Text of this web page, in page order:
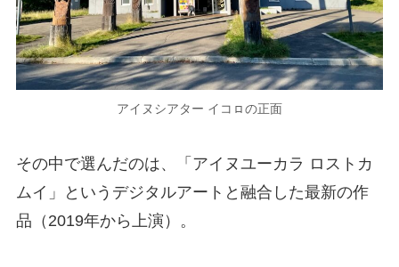
アイヌシアター イコㇿの正面
その中で選んだのは、「アイヌユーカラ ロストカ
ムイ」というデジタルアートと融合した最新の作
品（2019年から上演）。